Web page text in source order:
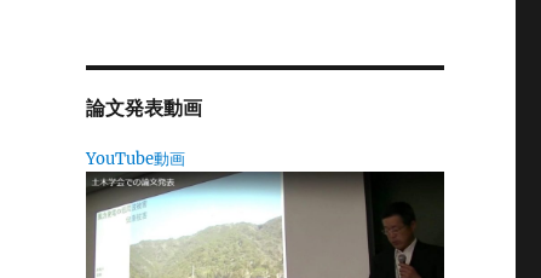
論文発表動画
YouTube動画